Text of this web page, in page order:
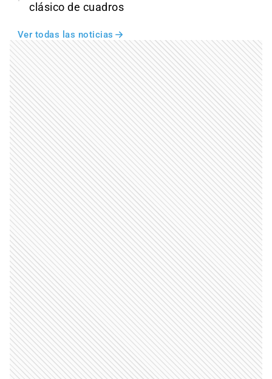
clásico de cuadros
Ver todas las noticias